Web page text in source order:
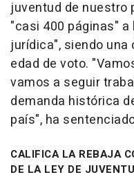
juventud de nuestro
"casi 400 páginas"
jurídica", siendo
edad de voto.
vamos a seguir
demanda histórica
país", ha
CALIFICA LA REBAJA
DE LA LEY DE